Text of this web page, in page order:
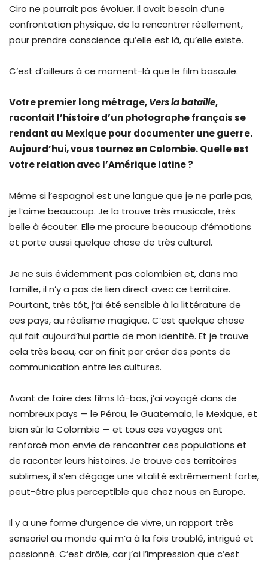
Ciro ne pourrait pas évoluer. Il avait besoin d’une
confrontation physique, de la rencontrer réellement,
pour prendre conscience qu’elle est là, qu’elle existe.
C’est d’ailleurs à ce moment-là que le film bascule.
Votre premier long métrage,Vers la bataille,
racontait l’histoire d’un photographe français se
rendant au Mexique pour documenter une guerre.
Aujourd’hui, vous tournez en Colombie. Quelle est
votre relation avec l’Amérique latine ?
Même si l’espagnol est une langue que je ne parle pas,
je l’aime beaucoup. Je la trouve très musicale, très
belle à écouter. Elle me procure beaucoup d’émotions
et porte aussi quelque chose de très culturel.
Je ne suis évidemment pas colombien et, dans ma
famille, il n’y a pas de lien direct avec ce territoire.
Pourtant, très tôt, j’ai été sensible à la littérature de
ces pays, au réalisme magique. C’est quelque chose
qui fait aujourd’hui partie de mon identité. Et je trouve
cela très beau, car on finit par créer des ponts de
communication entre les cultures.
Avant de faire des films là-bas, j’ai voyagé dans de
nombreux pays — le Pérou, le Guatemala, le Mexique, et
bien sûr la Colombie — et tous ces voyages ont
renforcé mon envie de rencontrer ces populations et
de raconter leurs histoires. Je trouve ces territoires
sublimes, il s’en dégage une vitalité extrêmement forte,
peut-être plus perceptible que chez nous en Europe.
Il y a une forme d’urgence de vivre, un rapport très
sensoriel au monde qui m’a à la fois troublé, intrigué et
passionné. C’est drôle, car j’ai l’impression que c’est